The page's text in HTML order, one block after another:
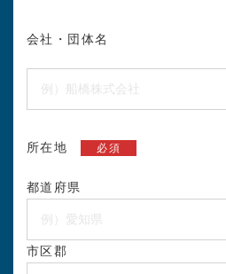
会社・団体名
所在地 必須
都道府県
市区郡